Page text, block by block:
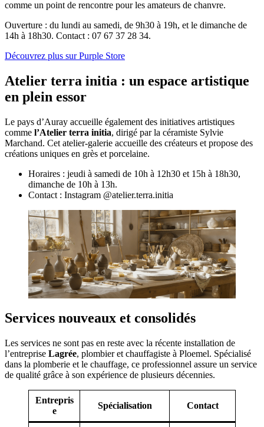
comme un point de rencontre pour les amateurs de chanvre.
Ouverture : du lundi au samedi, de 9h30 à 19h, et le dimanche de
14h à 18h30. Contact : 07 67 37 28 34.
Découvrez plus sur Purple Store
Atelier terra initia : un espace artistique
en plein essor
Le pays d’Auray accueille également des initiatives artistiques
comme l’Atelier terra initia, dirigé par la céramiste Sylvie
Marchand. Cet atelier-galerie accueille des créateurs et propose des
créations uniques en grès et porcelaine.
Horaires : jeudi à samedi de 10h à 12h30 et 15h à 18h30,
dimanche de 10h à 13h.
Contact : Instagram @atelier.terra.initia
Services nouveaux et consolidés
Les services ne sont pas en reste avec la récente installation de
l’entreprise Lagrée, plombier et chauffagiste à Ploemel. Spécialisé
dans la plomberie et le chauffage, ce professionnel assure un service
de qualité grâce à son expérience de plusieurs décennies.
Entrepris
e
Spécialisation Contact